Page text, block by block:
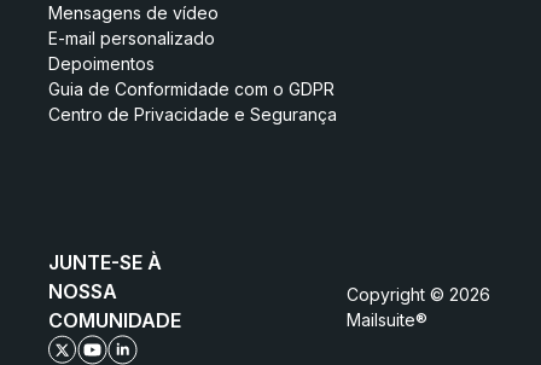
Mensagens de vídeo
E-mail personalizado
Depoimentos
Guia de Conformidade com o GDPR
Centro de Privacidade e Segurança
JUNTE-SE À
NOSSA
COMUNIDADE
Copyright © 2026
Mailsuite®